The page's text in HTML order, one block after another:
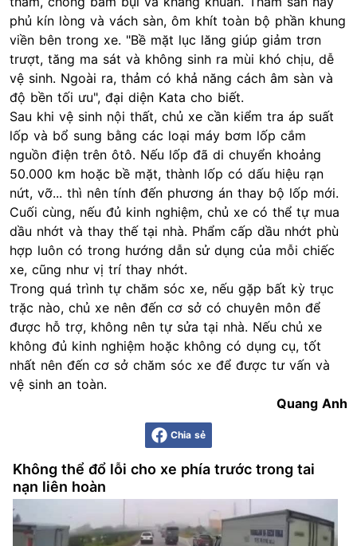
phủ kín lòng và vách sàn, ôm khít toàn bộ phần khung
viền bên trong xe. "Bề mặt lục lăng giúp giảm trơn
trượt, tăng ma sát và không sinh ra mùi khó chịu, dễ
vệ sinh. Ngoài ra, thảm có khả năng cách âm sàn và
độ bền tối ưu", đại diện Kata cho biết.
Sau khi vệ sinh nội thất, chủ xe cần kiểm tra áp suất
lốp và bổ sung bằng các loại máy bơm lốp cắm
nguồn điện trên ôtô. Nếu lốp đã di chuyển khoảng
50.000 km hoặc bề mặt, thành lốp có dấu hiệu rạn
nứt, vỡ... thì nên tính đến phương án thay bộ lốp mới.
Cuối cùng, nếu đủ kinh nghiệm, chủ xe có thể tự mua
dầu nhớt và thay thế tại nhà. Phẩm cấp dầu nhớt phù
hợp luôn có trong hướng dẫn sử dụng của mỗi chiếc
xe, cũng như vị trí thay nhớt.
Trong quá trình tự chăm sóc xe, nếu gặp bất kỳ trục
trặc nào, chủ xe nên đến cơ sở có chuyên môn để
được hỗ trợ, không nên tự sửa tại nhà. Nếu chủ xe
không đủ kinh nghiệm hoặc không có dụng cụ, tốt
nhất nên đến cơ sở chăm sóc xe để được tư vấn và
vệ sinh an toàn.
Quang Anh
Chia sẻ
Không thể đổ lỗi cho xe phía trước trong tai
nạn liên hoàn